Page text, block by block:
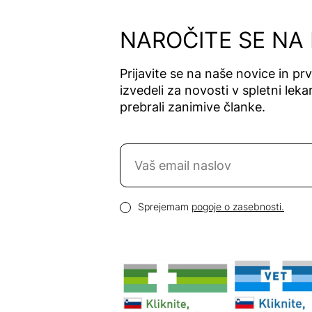
Alga Maris
Algea
Algena
Alhydran
Alkaloid
Allergika
Allergodil
Allpresan
Alter
Heideschäfer
Amos Vital
NAROČITE SE NA
Prijavite se na naše novice in
izvedeli za novosti v spletni
prebrali zanimive članke.
Naročite se na novice
Pogoji zasebnosti
Sprejemam pogoje o zasebnosti.